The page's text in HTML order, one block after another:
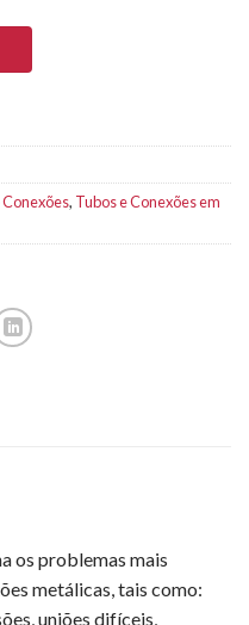
Conexões, Tubos e Conexões em
os problemas mais
metálicas, tais como:
uniões difíceis,